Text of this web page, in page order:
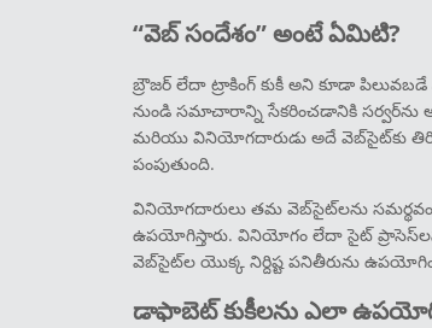
“వెబ్ సందేశం” అంటే ఏమిటి?
బ్రౌజర్ లేదా ట్రాకింగ్ కుకీ అని కూడా
నుండి సమాచారాన్ని సేకరించడానికి సర్వర్‌ను
మరియు వినియోగదారుడు అదే వెబ్‌సైట్‌కు
పంపుతుంది.
వినియోగదారులు తమ వెబ్‌సైట్‌లను
ఉపయోగిస్తారు. వినియోగం లేదా సైట్
వెబ్‌సైట్‌ల యొక్క నిర్దిష్ట పనితీరును
డాఫాబెట్ కుకీలను ఎలా